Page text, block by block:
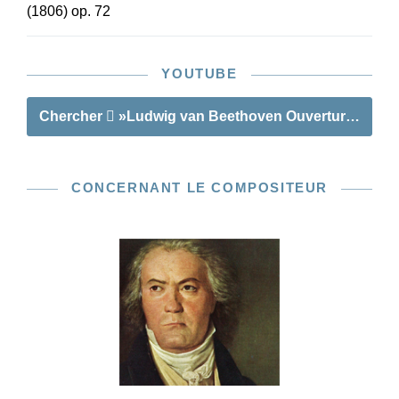
(1806) op. 72
YOUTUBE
Chercher »Ludwig van Beethoven Ouverture n° 3
CONCERNANT LE COMPOSITEUR